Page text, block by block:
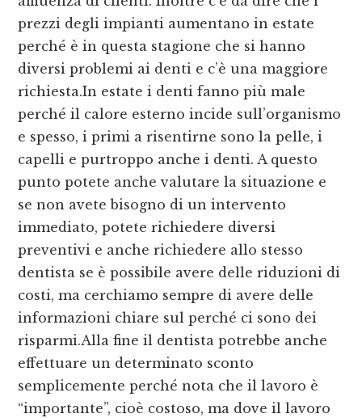
prezzi degli impianti aumentano in estate
perché è in questa stagione che si hanno
diversi problemi ai denti e c’è una maggiore
richiesta.In estate i denti fanno più male
perché il calore esterno incide sull’organismo
e spesso, i primi a risentirne sono la pelle, i
capelli e purtroppo anche i denti. A questo
punto potete anche valutare la situazione e
se non avete bisogno di un intervento
immediato, potete richiedere diversi
preventivi e anche richiedere allo stesso
dentista se è possibile avere delle riduzioni di
costi, ma cerchiamo sempre di avere delle
informazioni chiare sul perché ci sono dei
risparmi.Alla fine il dentista potrebbe anche
effettuare un determinato sconto
semplicemente perché nota che il lavoro è
“importante”, cioè costoso, ma dove il lavoro